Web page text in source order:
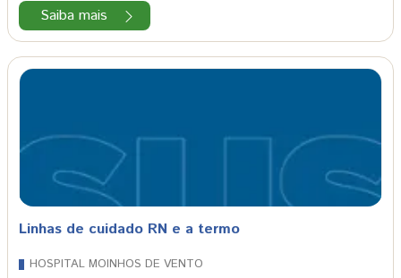
Saiba mais
Linhas de cuidado RN e a termo
HOSPITAL MOINHOS DE VENTO